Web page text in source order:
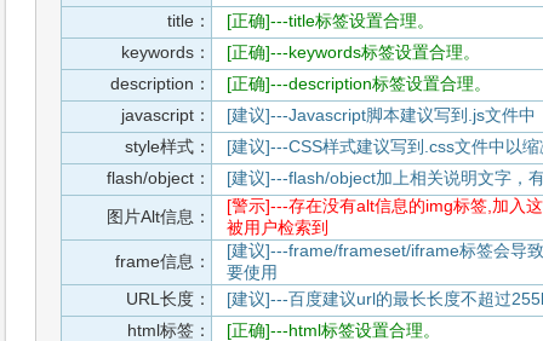
title：
[正确]---title标签设置合理。
keywords：
[正确]---keywords标签设置合理。
description：
[正确]---description标签设置合理。
javascript：
[建议]---Javascript脚本建议写到.js文件中
style样式：
[建议]---CSS样式建议写到.css文件中以
flash/object：
[建议]---flash/object加上相关说明文字，
图片Alt信息：
[警示]---存在没有alt信息的img标签,加入
被用户检索到
frame信息：
[建议]---frame/frameset/iframe标签会导
要使用
URL长度：
[建议]---百度建议url的最长长度不超过
html标签：
[正确]---html标签设置合理。